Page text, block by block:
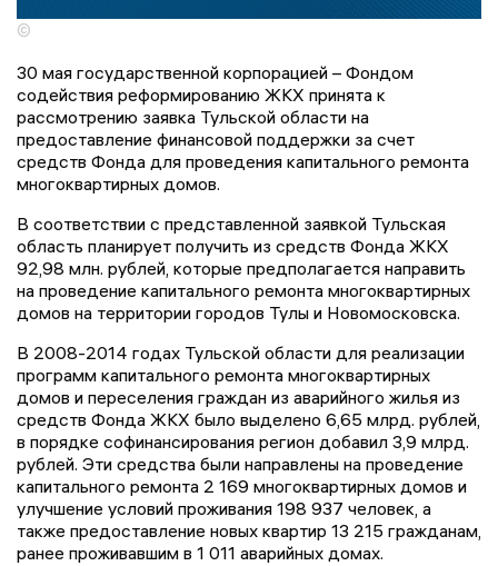
©
30 мая государственной корпорацией – Фондом
содействия реформированию ЖКХ принята к
рассмотрению заявка Тульской области на
предоставление финансовой поддержки за счет
средств Фонда для проведения капитального ремонта
многоквартирных домов.
В соответствии с представленной заявкой Тульская
область планирует получить из средств Фонда ЖКХ
92,98 млн. рублей, которые предполагается направить
на проведение капитального ремонта многоквартирных
домов на территории городов Тулы и Новомосковска.
В 2008-2014 годах Тульской области для реализации
программ капитального ремонта многоквартирных
домов и переселения граждан из аварийного жилья из
средств Фонда ЖКХ было выделено 6,65 млрд. рублей,
в порядке софинансирования регион добавил 3,9 млрд.
рублей. Эти средства были направлены на проведение
капитального ремонта 2 169 многоквартирных домов и
улучшение условий проживания 198 937 человек, а
также предоставление новых квартир 13 215 гражданам,
ранее проживавшим в 1 011 аварийных домах.